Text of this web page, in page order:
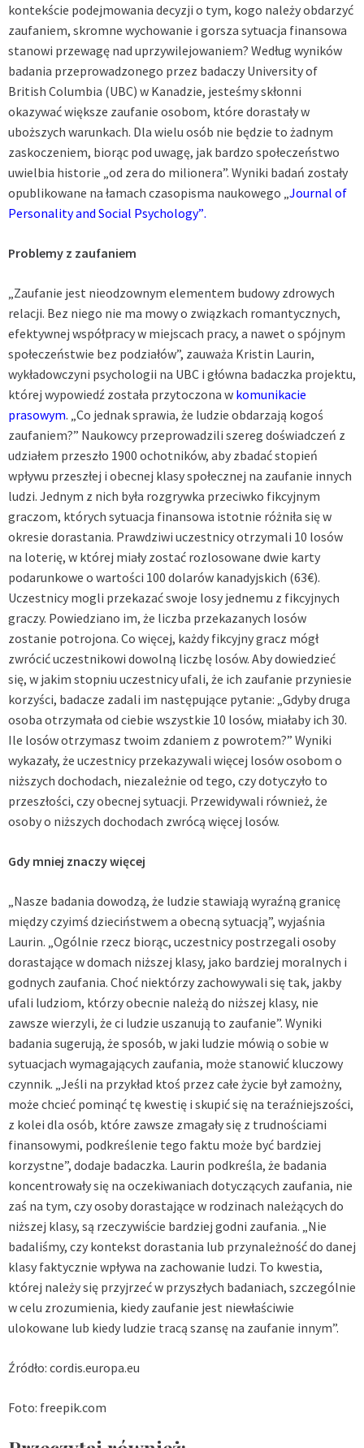
kontekście podejmowania decyzji o tym, kogo należy obdarzyć
zaufaniem, skromne wychowanie i gorsza sytuacja finansowa
stanowi przewagę nad uprzywilejowaniem? Według wyników
badania przeprowadzonego przez badaczy University of
British Columbia (UBC) w Kanadzie, jesteśmy skłonni
okazywać większe zaufanie osobom, które dorastały w
uboższych warunkach. Dla wielu osób nie będzie to żadnym
zaskoczeniem, biorąc pod uwagę, jak bardzo społeczeństwo
uwielbia historie „od zera do milionera”. Wyniki badań zostały
opublikowane na łamach czasopisma naukowego Journal of
Personality and Social Psychology”
nowym
oknie)
.
Problemy z zaufaniem
„Zaufanie jest nieodzownym elementem budowy zdrowych
relacji. Bez niego nie ma mowy o związkach romantycznych,
efektywnej współpracy w miejscach pracy, a nawet o spójnym
społeczeństwie bez podziałów”, zauważa Kristin Laurin,
wykładowczyni psychologii na UBC i główna badaczka projektu,
której wypowiedź została przytoczona w komunikacie
prasowym. „Co jednak sprawia, że ludzie obdarzają kogoś
zaufaniem?” Naukowcy przeprowadzili szereg doświadczeń z
udziałem przeszło 1900 ochotników, aby zbadać stopień
wpływu przeszłej i obecnej klasy społecznej na zaufanie innych
ludzi. Jednym z nich była rozgrywka przeciwko fikcyjnym
graczom, których sytuacja finansowa istotnie różniła się w
okresie dorastania. Prawdziwi uczestnicy otrzymali 10 losów
na loterię, w której miały zostać rozlosowane dwie karty
podarunkowe o wartości 100 dolarów kanadyjskich (63€).
Uczestnicy mogli przekazać swoje losy jednemu z fikcyjnych
graczy. Powiedziano im, że liczba przekazanych losów
zostanie potrojona. Co więcej, każdy fikcyjny gracz mógł
zwrócić uczestnikowi dowolną liczbę losów. Aby dowiedzieć
się, w jakim stopniu uczestnicy ufali, że ich zaufanie przyniesie
korzyści, badacze zadali im następujące pytanie: „Gdyby druga
osoba otrzymała od ciebie wszystkie 10 losów, miałaby ich 30.
Ile losów otrzymasz twoim zdaniem z powrotem?” Wyniki
wykazały, że uczestnicy przekazywali więcej losów osobom o
niższych dochodach, niezależnie od tego, czy dotyczyło to
przeszłości, czy obecnej sytuacji. Przewidywali również, że
osoby o niższych dochodach zwrócą więcej losów.
Gdy mniej znaczy więcej
„Nasze badania dowodzą, że ludzie stawiają wyraźną granicę
między czyimś dzieciństwem a obecną sytuacją”, wyjaśnia
Laurin. „Ogólnie rzecz biorąc, uczestnicy postrzegali osoby
dorastające w domach niższej klasy, jako bardziej moralnych i
godnych zaufania. Choć niektórzy zachowywali się tak, jakby
ufali ludziom, którzy obecnie należą do niższej klasy, nie
zawsze wierzyli, że ci ludzie uszanują to zaufanie”. Wyniki
badania sugerują, że sposób, w jaki ludzie mówią o sobie w
sytuacjach wymagających zaufania, może stanowić kluczowy
czynnik. „Jeśli na przykład ktoś przez całe życie był zamożny,
może chcieć pominąć tę kwestię i skupić się na teraźniejszości,
z kolei dla osób, które zawsze zmagały się z trudnościami
finansowymi, podkreślenie tego faktu może być bardziej
korzystne”, dodaje badaczka. Laurin podkreśla, że badania
koncentrowały się na oczekiwaniach dotyczących zaufania, nie
zaś na tym, czy osoby dorastające w rodzinach należących do
niższej klasy, są rzeczywiście bardziej godni zaufania. „Nie
badaliśmy, czy kontekst dorastania lub przynależność do danej
klasy faktycznie wpływa na zachowanie ludzi. To kwestia,
której należy się przyjrzeć w przyszłych badaniach, szczególnie
w celu zrozumienia, kiedy zaufanie jest niewłaściwie
ulokowane lub kiedy ludzie tracą szansę na zaufanie innym”.
Źródło: cordis.europa.eu
Foto: freepik.com